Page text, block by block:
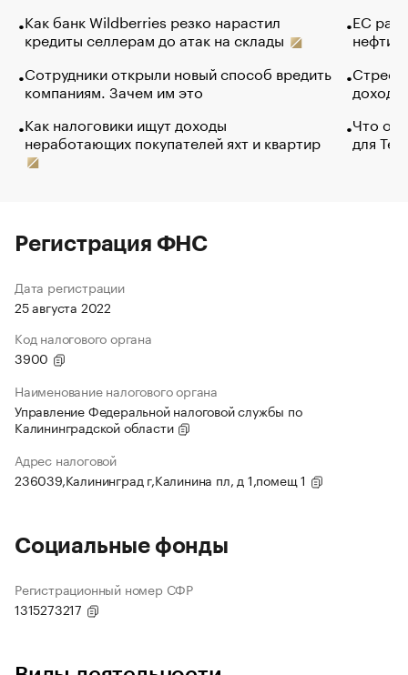
Как банк Wildberries резко нарастил
кредиты селлерам до атак на склады
Сотрудники открыли новый способ вредить
компаниям. Зачем им это
Как налоговики ищут доходы
неработающих покупателей яхт и квартир
ЕС
нефти
Что
для
Регистрация ФНС
Дата регистрации
25 августа 2022
Код налогового органа
3900
Наименование налогового органа
Управление Федеральной налоговой службы по
Калининградской области
Адрес налоговой
236039,Калининград г,Калинина пл, д 1,помещ 1
Социальные фонды
Регистрационный номер СФР
1315273217